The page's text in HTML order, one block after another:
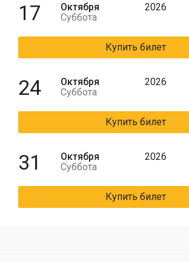
17
Октября
Суббота
2026
Купить билет
24
Октября
Суббота
2026
Купить билет
31
Октября
Суббота
2026
Купить билет